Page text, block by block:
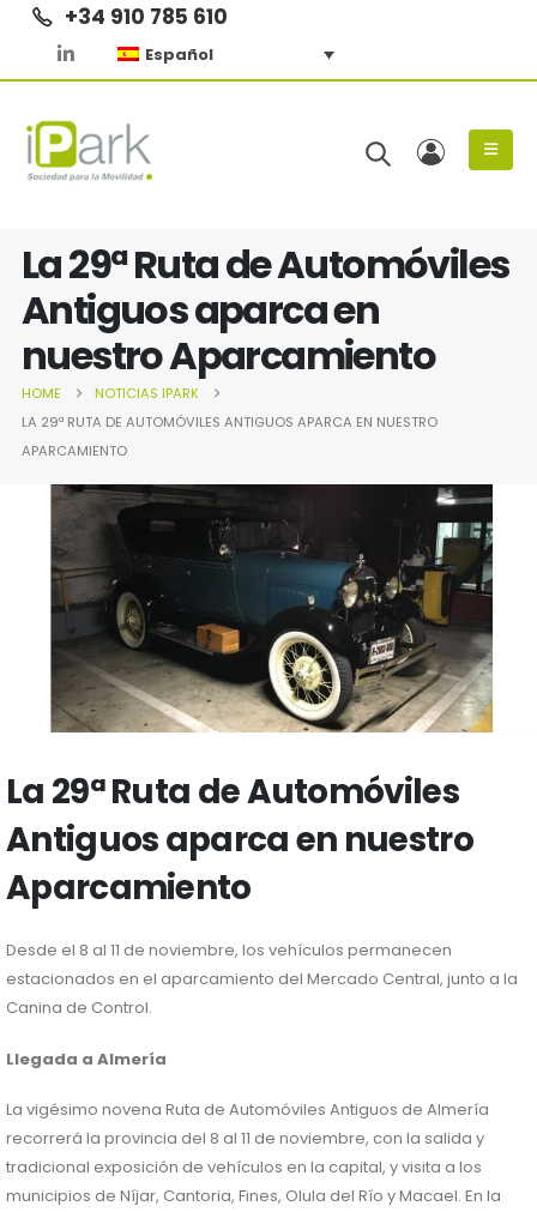
+34 910 785 610
Español
La 29ª Ruta de Automóviles
Antiguos aparca en
nuestro Aparcamiento
HOME
NOTICIAS IPARK
LA 29ª RUTA DE AUTOMÓVILES ANTIGUOS APARCA EN NUESTRO
APARCAMIENTO
La 29ª Ruta de Automóviles
Antiguos aparca en nuestro
Aparcamiento
Desde el 8 al 11 de noviembre, los vehículos permanecen
estacionados en el aparcamiento del Mercado Central, junto a la
Canina de Control.
Llegada a Almería
La vigésimo novena Ruta de Automóviles Antiguos de Almería
recorrerá la provincia del 8 al 11 de noviembre, con la salida y
tradicional exposición de vehículos en la capital, y visita a los
municipios de Níjar, Cantoria, Fines, Olula del Río y Macael. En la